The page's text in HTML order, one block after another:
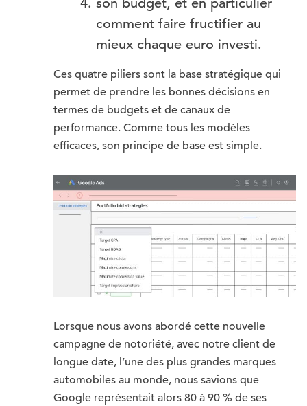
comment faire fructifier au
mieux chaque euro investi.
Ces quatre piliers sont la base stratégique qui
permet de prendre les bonnes décisions en
termes de budgets et de canaux de
performance. Comme tous les modèles
efficaces, son principe de base est simple.
Lorsque nous avons abordé cette nouvelle
campagne de notoriété, avec notre client de
longue date, l’une des plus grandes marques
automobiles au monde, nous savions que
Google représentait alors 80 à 90 % de ses